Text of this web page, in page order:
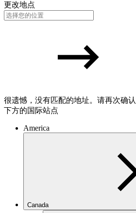
更改地点
很遗憾，没有匹配的地址。请再次确
下方的国际站点
America
Canada